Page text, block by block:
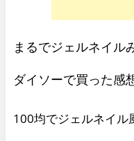
まるでジェルネイル
ダイソーで買った感
100均でジェルネイル